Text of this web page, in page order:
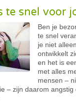
te snel voor
Ben je
te snel
je niet
ontwikkelt
en het is
met alles
mensen –
– zijn daarom angstig